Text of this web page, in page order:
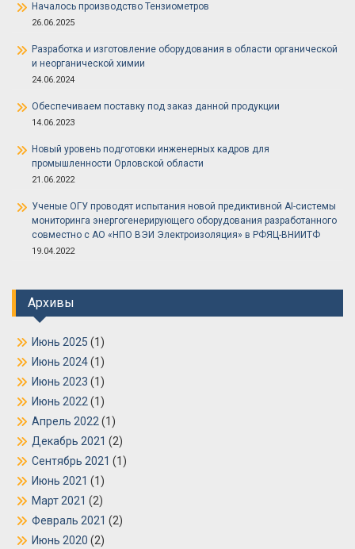
Началось производство Тензиометров
26.06.2025
Разработка и изготовление оборудования в области органической
и неорганической химии
24.06.2024
Обеспечиваем поставку под заказ данной продукции
14.06.2023
Новый уровень подготовки инженерных кадров для
промышленности Орловской области
21.06.2022
Ученые ОГУ проводят испытания новой предиктивной AI-системы
мониторинга энергогенерирующего оборудования разработанного
совместно с АО «НПО ВЭИ Электроизоляция» в РФЯЦ-ВНИИТФ
19.04.2022
Архивы
Июнь 2025 (1)
Июнь 2024(1)
Июнь 2023 (1)
Июнь 2022 (1)
Апрель 2022 (1)
Декабрь 2021 (2)
Сентябрь 2021 (1)
Июнь 2021 (1)
Март 2021 (2)
Февраль 2021 (2)
Июнь 2020 (2)